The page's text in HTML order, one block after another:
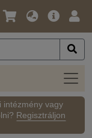
Nyelv
Pénznem
Fő
intézmény vagy
Regisztráljon